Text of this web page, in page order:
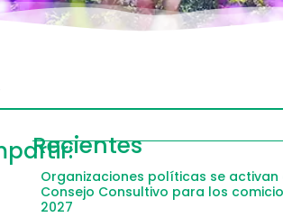
Recientes
Organizaciones políticas se activan
Consejo Consultivo para los
2027